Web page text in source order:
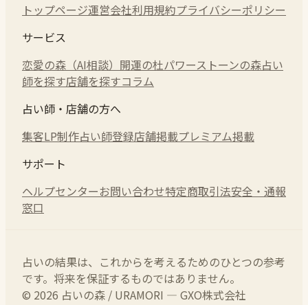
トップページ運営会社利用規約プライバシーポリシー
サービス
恋愛の森（AI相談） 開運の杜パワーストーンの森占い
師を探す店舗を探すコラム
占い師・店舗の方へ
集客LP制作占い師登録店舗掲載プレミアム掲載
サポート
ヘルプセンターお問い合わせ特定商取引法安全・通報
窓口
占いの結果は、これからを考えるためのひとつの参考
です。将来を保証するものではありません。
© 2026 占いの森 / URAMORI — GXO株式会社